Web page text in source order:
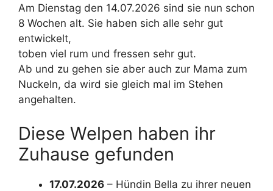
Am Dienstag den 14.07.2026 sind sie nun schon
8 Wochen alt. Sie haben sich alle sehr gut
entwickelt,
toben viel rum und fressen sehr gut.
Ab und zu gehen sie aber auch zur Mama zum
Nuckeln, da wird sie gleich mal im Stehen
angehalten.
Diese Welpen haben ihr
Zuhause gefunden
17.07.2026 – Hündin Bella zu ihrer neuen